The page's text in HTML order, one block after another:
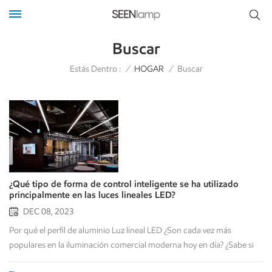
Buscar
Estás Dentro : / HOGAR / Buscar
¿Qué tipo de forma de control inteligente se ha utilizado
principalmente en las luces lineales LED?
DEC 08, 2023
Por qué el perfil de aluminio Luz lineal LED ¿Son cada vez más
populares en la iluminación comercial moderna hoy en día? ¿Sabe si
se ha aplicado alguna nueva tecnología de control inteligente en la